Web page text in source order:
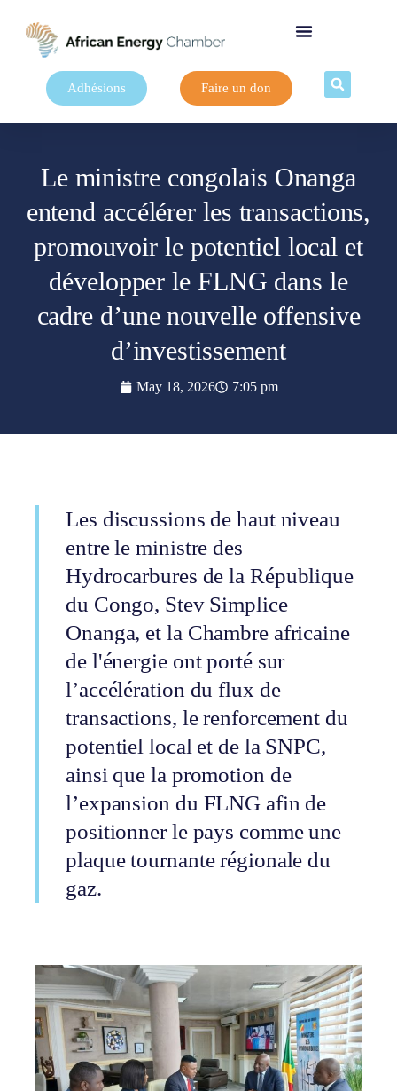
Adhésions Faire un don
Le ministre congolais Onanga
entend accélérer les transactions,
promouvoir le potentiel local et
développer le FLNG dans le
cadre d’une nouvelle offensive
d’investissement
May 18, 2026 7:05 pm
Les discussions de haut niveau
entre le ministre des
Hydrocarbures de la République
du Congo, Stev Simplice
Onanga, et la Chambre africaine
de l'énergie ont porté sur
l’accélération du flux de
transactions, le renforcement du
potentiel local et de la SNPC,
ainsi que la promotion de
l’expansion du FLNG afin de
positionner le pays comme une
plaque tournante régionale du
gaz.